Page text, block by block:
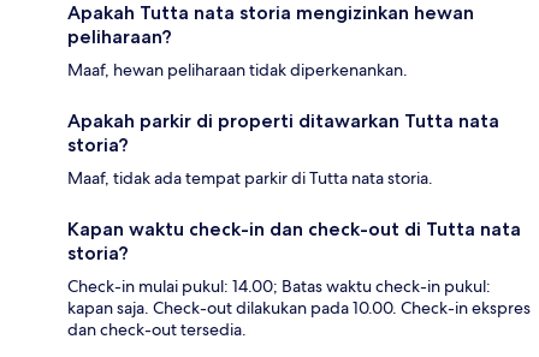
Apakah Tutta nata storia mengizinkan hewan
peliharaan?
Maaf, hewan peliharaan tidak diperkenankan.
Apakah parkir di properti ditawarkan Tutta nata
storia?
Maaf, tidak ada tempat parkir di Tutta nata storia.
Kapan waktu check-in dan check-out di Tutta nata
storia?
Check-in mulai pukul: 14.00; Batas waktu check-in pukul:
kapan saja. Check-out dilakukan pada 10.00. Check-in ekspres
dan check-out tersedia.